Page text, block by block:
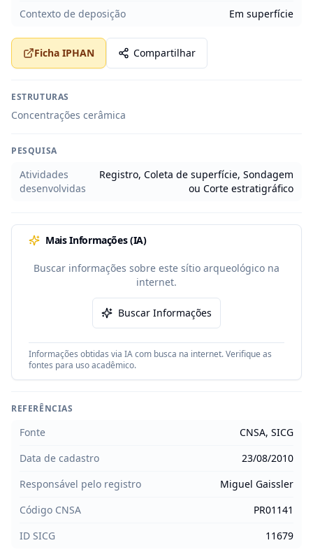
Contexto de deposição
Em superfície
Ficha IPHAN Compartilhar
ESTRUTURAS
Concentrações cerâmica
PESQUISA
Atividades
desenvolvidas
Registro, Coleta de superfície, Sondagem
ou Corte estratigráfico
Mais Informações (IA)
Buscar informações sobre este sítio arqueológico na
internet.
Buscar Informações
Informações obtidas via IA com busca na internet. Verifique as
fontes para uso acadêmico.
REFERÊNCIAS
Fonte
CNSA, SICG
Data de cadastro
23/08/2010
Responsável pelo registro
Miguel Gaissler
Código CNSA
PR01141
ID SICG
11679